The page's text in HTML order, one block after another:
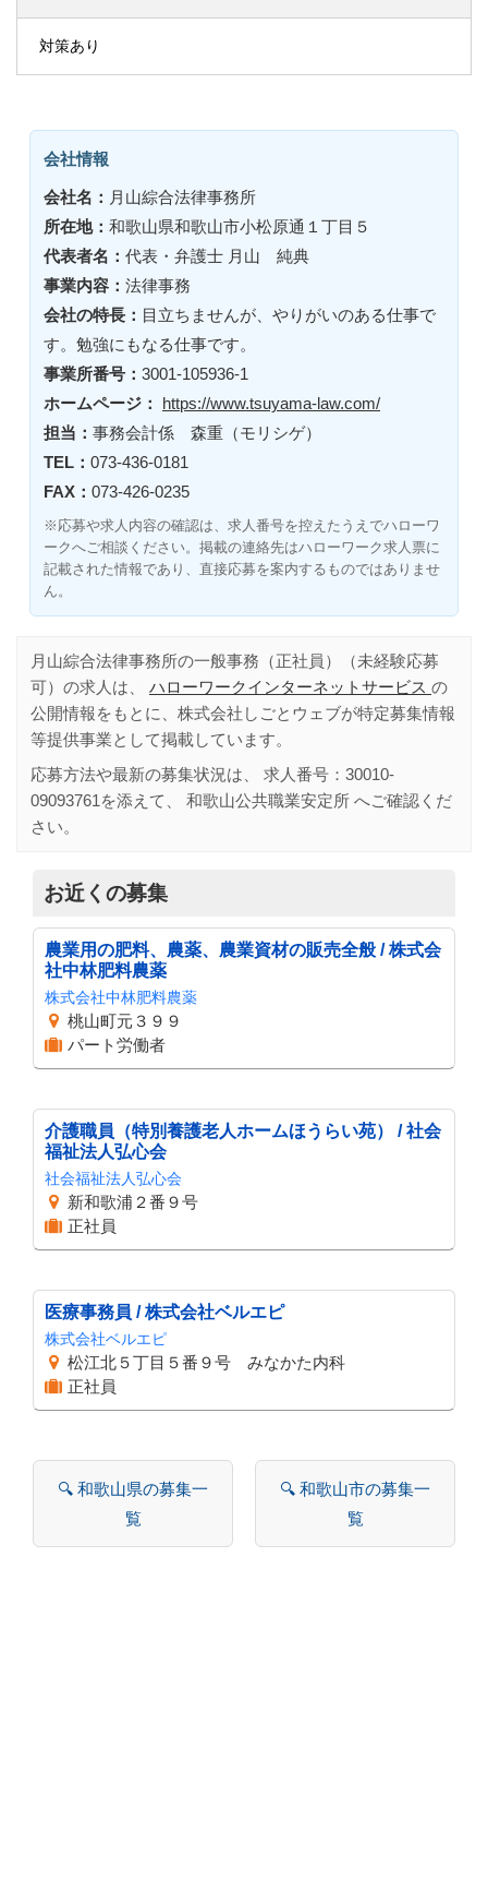
対策あり
会社情報
会社名： 月山綜合法律事務所
所在地： 和歌山県和歌山市小松原通１丁目５
代表者名： 代表・弁護士 月山 純典
事業内容： 法律事務
会社の特長： 目立ちませんが、やりがいのある仕事で
す。勉強にもなる仕事です。
事業所番号： 3001-105936-1
ホームページ：
https://www.tsuyama-law.com/
担当： 事務会計係 森重（モリシゲ）
TEL： 073-436-0181
FAX： 073-426-0235
※応募や求人内容の確認は、求人番号を控えたうえでハローワ
ークへご相談ください。掲載の連絡先はハローワーク求人票に
記載された情報であり、直接応募を案内するものではありませ
ん。
月山綜合法律事務所の一般事務（正社員）（未経験応募
可）の求人は、 ハローワークインターネットサービス の
公開情報をもとに、株式会社しごとウェブが特定募集情報
等提供事業として掲載しています。
応募方法や最新の募集状況は、 求人番号： 30010-
09093761 を添えて、 和歌山公共職業安定所 へご確認くだ
さい。
お近くの募集
農業用の肥料、農薬、農業資材の販売全般 / 株式会
社中林肥料農薬
株式会社中林肥料農薬
桃山町元３９９
パート労働者
介護職員（特別養護老人ホームほうらい苑） / 社会
福祉法人弘心会
社会福祉法人弘心会
新和歌浦２番９号
正社員
医療事務員 / 株式会社ベルエピ
株式会社ベルエピ
松江北５丁目５番９号 みなかた内科
正社員
🔍 和歌山県の募集一
覧
🔍 和歌山市の募集一
覧